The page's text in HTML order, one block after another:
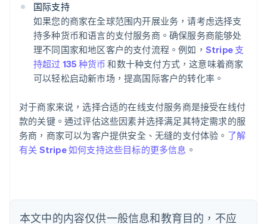
国际支持
如果您的商家在全球范围内开展业务，请考虑选择支
持多种货币和语言的支付服务商。确保服务商能够处
理不同国家和地区客户的支付流程。例如， Stripe 支
持超过 135 种货币 和数十种支付方式，这意味着商家
可以轻松启动新市场，提高国际客户的转化率。
对于商家来说，选择合适的在线支付服务商是接受在线付
款的关键。通过评估这些因素并选择满足其特定需求的服
务商，商家可以为客户提供安全、无缝的支付体验。 了解
有关 Stripe 如何支持这些目标的更多信息 。
本文中的内容仅供一般信息和教育目的，不应
爱尔兰
English
爱沙尼亚
English
奥地利
DeutschEnglish
澳大利亚
巴西
PortuguêsEnglish
保加利亚
English
比利时
丹麦
English